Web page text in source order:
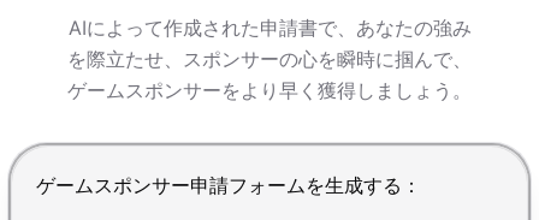
料金
サインイン
AIによって作成された申請書で、あなたの強み
を際立たせ、スポンサーの心を瞬時に掴んで、
ゲームスポンサーをより早く獲得しましょう。
Enterで送信、Shift+Enterで改行